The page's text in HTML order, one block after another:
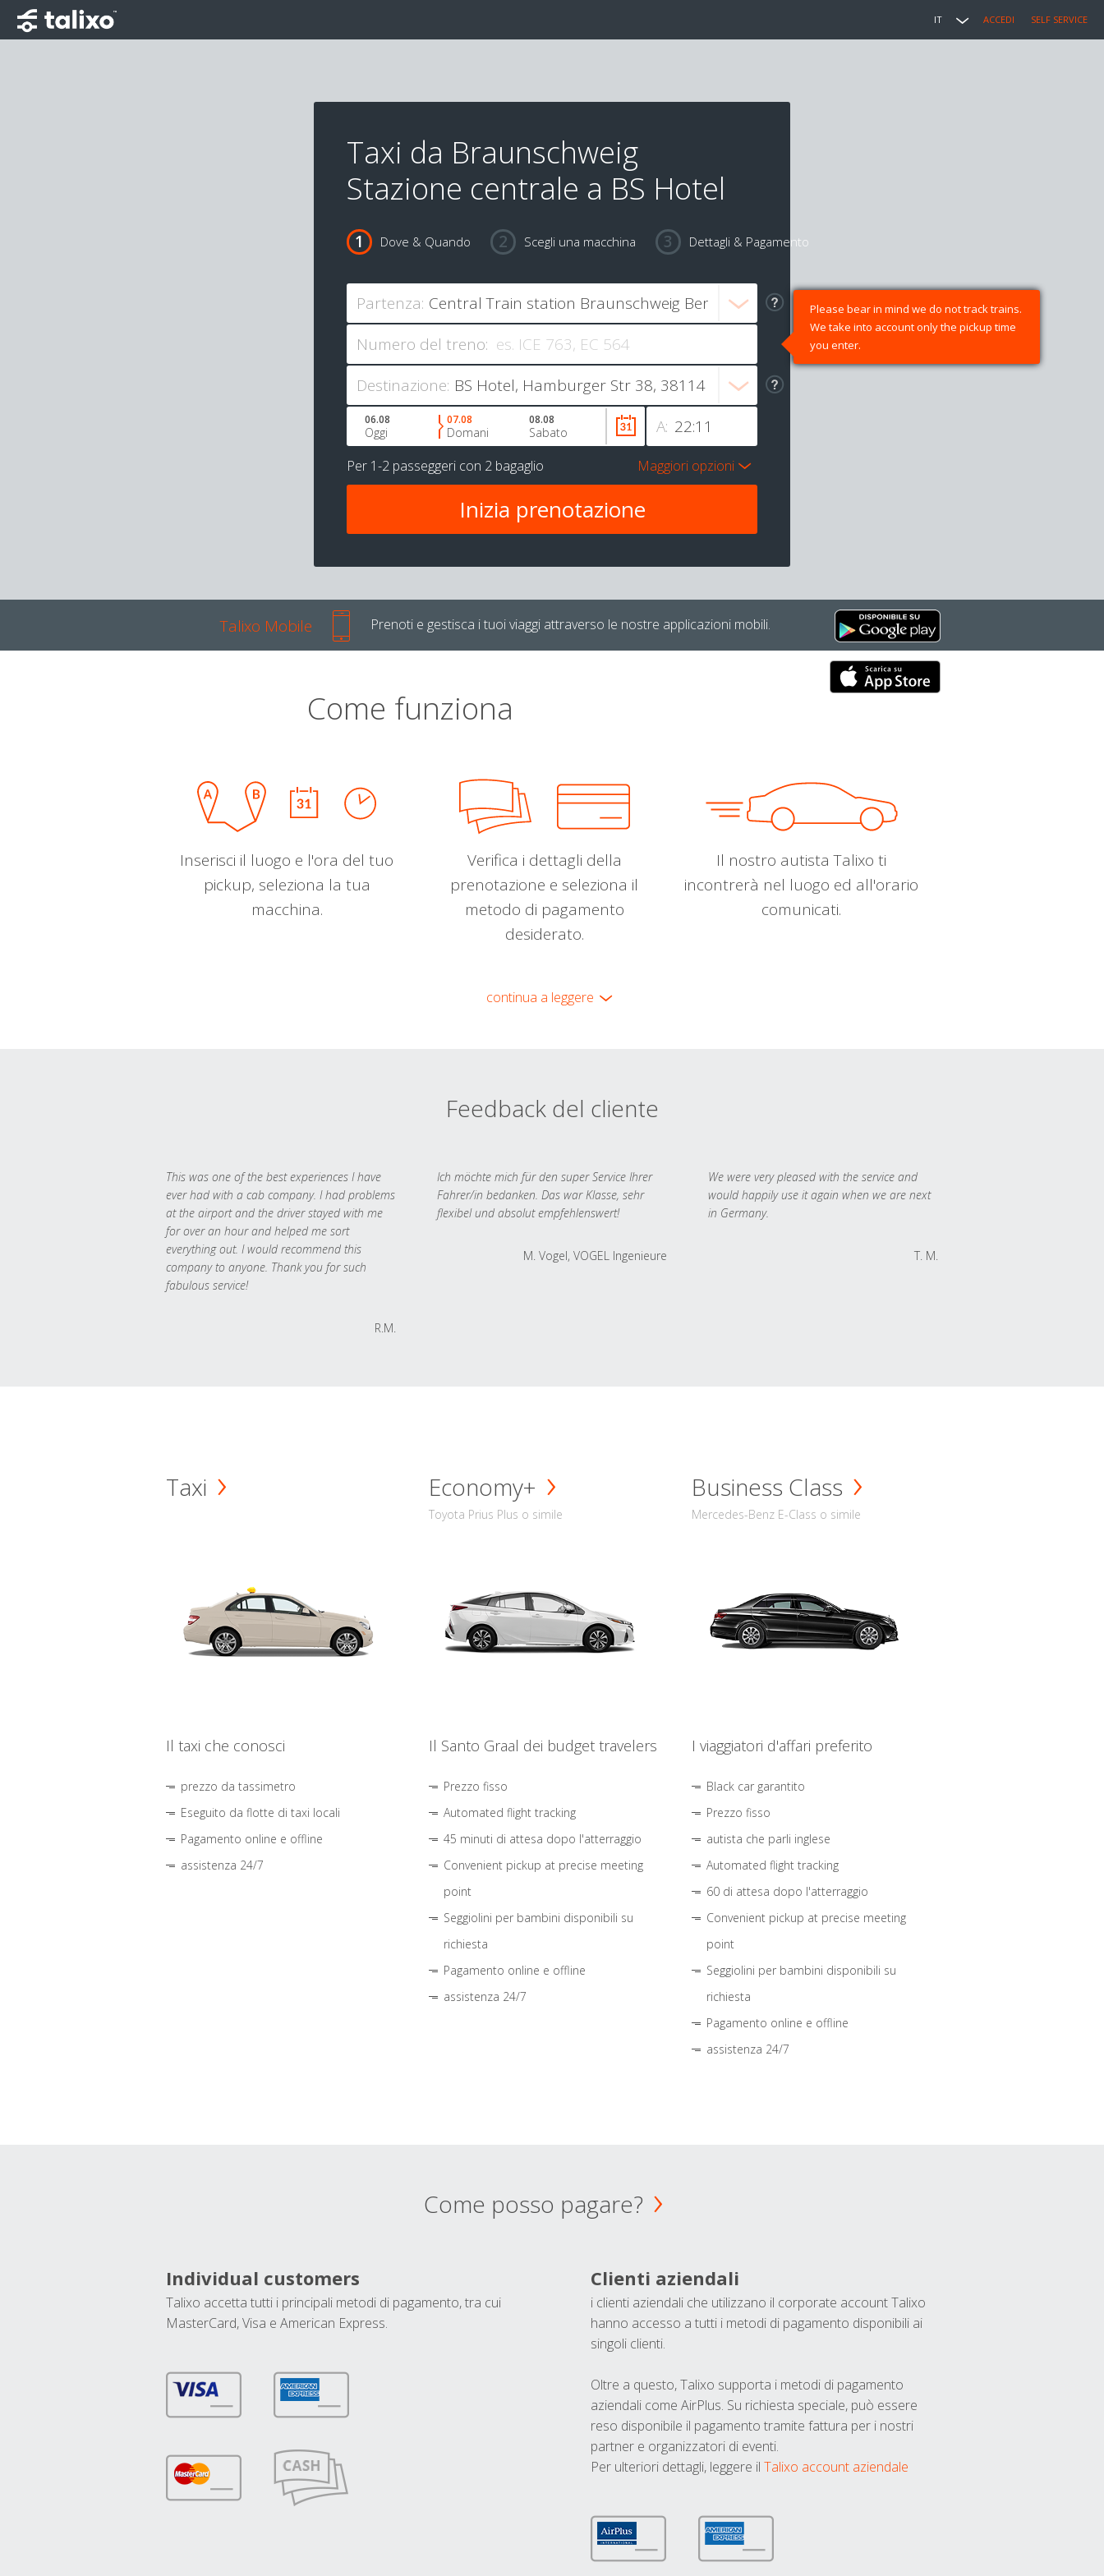
IT ACCEDI SELF SERVICE
Taxi da Braunschweig
Stazione centrale a BS Hotel
Dove & Quando Scegli una macchina Dettagli & Pagamento
Partenza:
Numero del treno:
Please bear in mind we do not track trains.
We take into account only the pickup time
you enter.
Destinazione:
A:
06.08
Oggi
07.08
Domani
08.08
Sabato
Per 1-2 passeggeri con 2 bagaglio Maggiori opzioni
Talixo Mobile Prenoti e gestisca i tuoi viaggi attraverso le nostre applicazioni mobili.
Come funziona
Inserisci il luogo e l'ora del tuo
pickup, seleziona la tua
macchina.
Verifica i dettagli della
prenotazione e seleziona il
metodo di pagamento
desiderato.
Il nostro autista Talixo ti
incontrerà nel luogo ed all'orario
comunicati.
continua a leggere
Feedback del cliente
This was one of the best experiences I have
ever had with a cab company. I had problems
at the airport and the driver stayed with me
for over an hour and helped me sort
everything out. I would recommend this
company to anyone. Thank you for such
fabulous service!
R.M.
Ich möchte mich für den super Service Ihrer
Fahrer/in bedanken. Das war Klasse, sehr
flexibel und absolut empfehlenswert!
M. Vogel, VOGEL Ingenieure
We were very pleased with the service and
would happily use it again when we are next
in Germany.
T. M.
Taxi
Il taxi che conosci
prezzo da tassimetro
Eseguito da flotte di taxi locali
Pagamento online e offline
assistenza 24/7
Economy+
Toyota Prius Plus o simile
Il Santo Graal dei budget travelers
Prezzo fisso
Automated flight tracking
45 minuti di attesa dopo l'atterraggio
Convenient pickup at precise meeting
point
Seggiolini per bambini disponibili su
richiesta
Pagamento online e offline
assistenza 24/7
Business Class
Mercedes-Benz E-Class o simile
I viaggiatori d'affari preferito
Black car garantito
Prezzo fisso
autista che parli inglese
Automated flight tracking
60 di attesa dopo l'atterraggio
Convenient pickup at precise meeting
point
Seggiolini per bambini disponibili su
richiesta
Pagamento online e offline
assistenza 24/7
Come posso pagare?
Individual customers
Talixo accetta tutti i principali metodi di pagamento, tra cui
MasterCard, Visa e American Express.
Clienti aziendali
i clienti aziendali che utilizzano il corporate account Talixo
hanno accesso a tutti i metodi di pagamento disponibili ai
singoli clienti.
Oltre a questo, Talixo supporta i metodi di pagamento
aziendali come AirPlus. Su richiesta speciale, può essere
reso disponibile il pagamento tramite fattura per i nostri
partner e organizzatori di eventi.
Per ulteriori dettagli, leggere il Talixo account aziendale